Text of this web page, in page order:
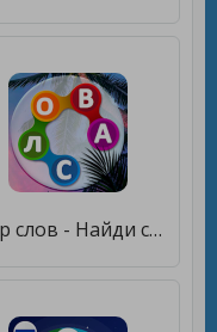
Мир слов - Найди слова [Бесплатные покупки]